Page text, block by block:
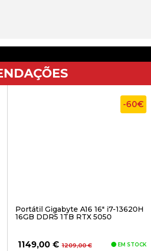
-60€
Portátil Gigabyte A16 16″ i7-13620H
16GB DDR5 1TB RTX 5050
1209,00€O
1149,00 €
O
EM STOCK